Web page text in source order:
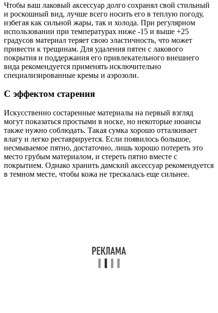
Чтобы ваш лаковый аксессуар долго сохранял свой стильный
и роскошный вид, лучше всего носить его в теплую погоду,
избегая как сильной жары, так и холода. При регулярном
использовании при температурах ниже -15 и выше +25
градусов материал теряет свою эластичность, что может
привести к трещинам. Для удаления пятен с лакового
покрытия и поддержания его привлекательного внешнего
вида рекомендуется применять исключительно
специализированные кремы и аэрозоли.
С эффектом старения
Искусственно состаренные материалы на первый взгляд
могут показаться простыми в носке, но некоторые нюансы
также нужно соблюдать. Такая сумка хорошо отталкивает
влагу и легко реставрируется. Если появилось большое,
несмываемое пятно, достаточно, лишь хорошо потереть это
место грубым материалом, и стереть пятно вместе с
покрытием. Однако хранить дамский аксессуар рекомендуется
в темном месте, чтобы кожа не трескалась еще сильнее.